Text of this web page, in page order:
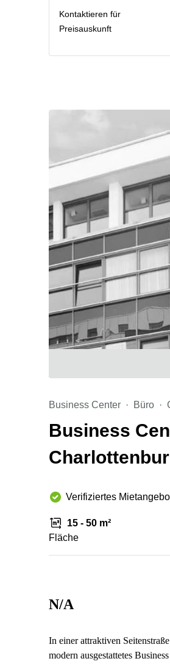
Kontaktieren für
Preisauskunft
Business Center Büro
Business
Verifiziertes
15 - 50 m²
Fläche
N/A
In einer attraktiven
modern ausgestattetes